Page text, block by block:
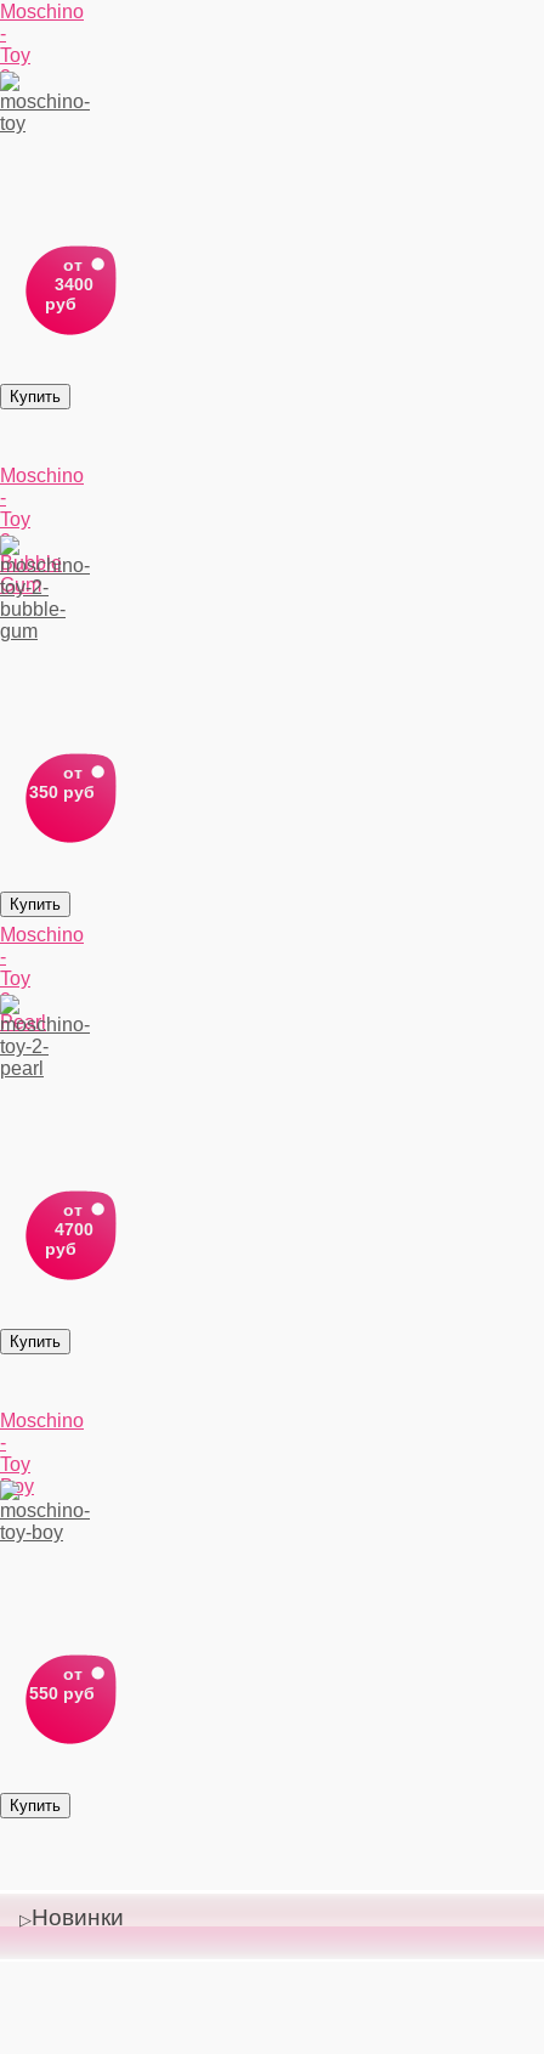
Moschino
-
Toy
2
от
3400
руб
Moschino
-
Toy
2
Bubble
Gum
от
350 руб
Moschino
-
Toy
2
Pearl
от
4700
руб
Moschino
-
Toy
Boy
от
550 руб
Новинки